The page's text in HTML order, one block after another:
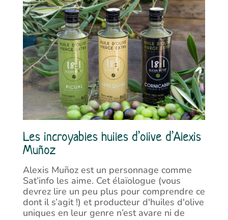
Les incroyables huiles d’olive d’Alexis
Muñoz
Alexis Muñoz est un personnage comme
Sat’info les aime. Cet élaïologue (vous
devrez lire un peu plus pour comprendre ce
dont il s’agit !) et producteur d'huiles d'olive
uniques en leur genre n’est avare ni de